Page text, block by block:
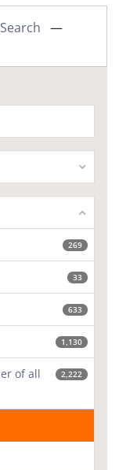
—
269
33
633
1,130
of all
2,222